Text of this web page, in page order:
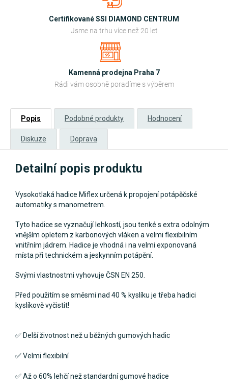
Certifikované SSI DIAMOND CENTRUM
Jsme na trhu více než 20 let
Kamenná prodejna Praha 7
Rádi vám osobně poradíme s výběrem
Popis Podobné produkty Hodnocení
Diskuze Doprava
Detailní popis produktu
Vysokotlaká hadice Miflex určená k propojení potápěčské
automatiky s manometrem.
Tyto hadice se vyznačují lehkostí, jsou tenké s extra odolným
vnějším opletem z karbonových vláken a velmi flexibilním
vnitřním jádrem. Hadice je vhodná i na velmi exponovaná
místa při technickém a jeskynním potápění.
Svými vlastnostmi vyhovuje ČSN EN 250.
Před použitím se směsmi nad 40 % kyslíku je třeba hadici
kyslíkově vyčistit!
✅ Delší životnost než u běžných gumových hadic
✅Velmi flexibilní
✅Až o 60% lehčí než standardní gumové hadice